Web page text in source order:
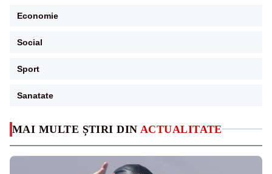
MAI MULTE ȘTIRI DIN ACTUALITATE
Economie
Social
Sport
Sanatate